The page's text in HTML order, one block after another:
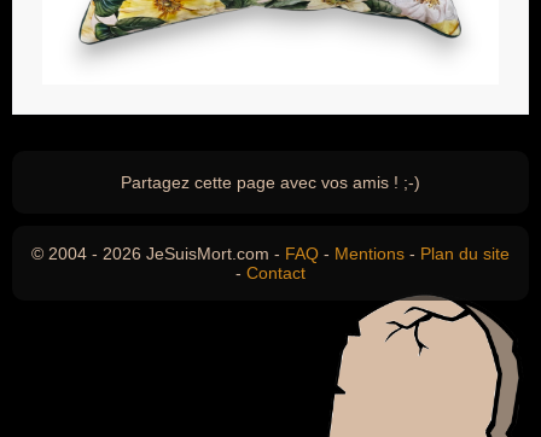
Partagez cette page avec vos amis ! ;-)
© 2004 - 2026 JeSuisMort.com - FAQ - Mentions - Plan du site
- Contact